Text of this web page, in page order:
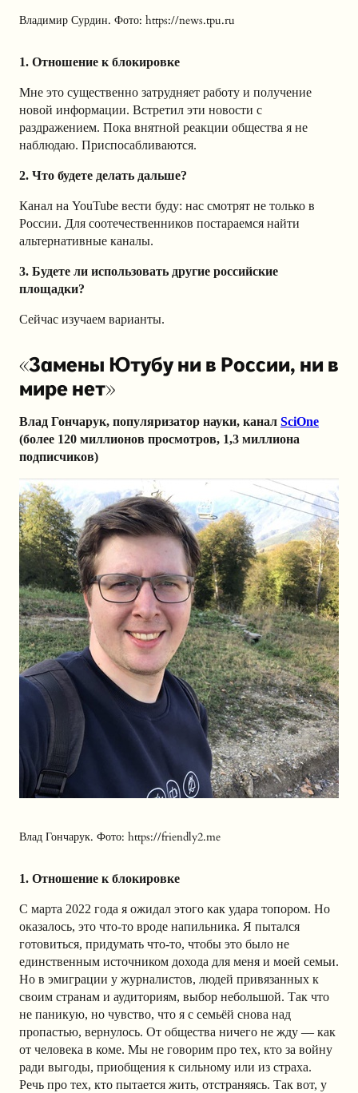
Владимир Сурдин. Фото: https://news.tpu.ru
1. Отношение к блокировке
Мне это существенно затрудняет работу и получение
новой информации. Встретил эти новости с
раздражением. Пока внятной реакции общества я не
наблюдаю. Приспосабливаются.
2. Что будете делать дальше?
Канал на YouTube вести буду: нас смотрят не только в
России. Для соотечественников постараемся найти
альтернативные каналы.
3. Будете ли использовать другие российские
площадки?
Сейчас изучаем варианты.
«Замены Ютубу ни в России, ни в
мире нет»
Влад Гончарук, популяризатор науки, канал SciOne
(более 120 миллионов просмотров, 1,3 миллиона
подписчиков)
Влад Гончарук. Фото: https://friendly2.me
1. Отношение к блокировке
С марта 2022 года я ожидал этого как удара топором. Но
оказалось, это что-то вроде напильника. Я пытался
готовиться, придумать что-то, чтобы это было не
единственным источником дохода для меня и моей семьи.
Но в эмиграции у журналистов, людей привязанных к
своим странам и аудиториям, выбор небольшой. Так что
не паникую, но чувство, что я с семьёй снова над
пропастью, вернулось. От общества ничего не жду — как
от человека в коме. Мы не говорим про тех, кто за войну
ради выгоды, приобщения к сильному или из страха.
Речь про тех, кто пытается жить, отстраняясь. Так вот, у